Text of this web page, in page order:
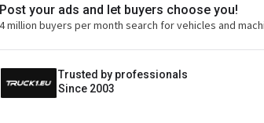
Post your ads and let buyers choose you!
4 million buyers per month search for vehicles and
Trusted by professionals
Since 2003